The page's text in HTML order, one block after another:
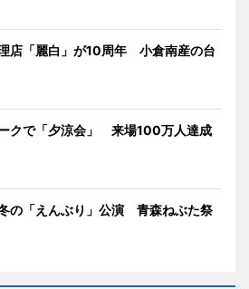
店「麗白」が10周年 小倉南産の台
クで「夕涼会」 来場100万人達成
の「えんぶり」公演 青森ねぶた祭